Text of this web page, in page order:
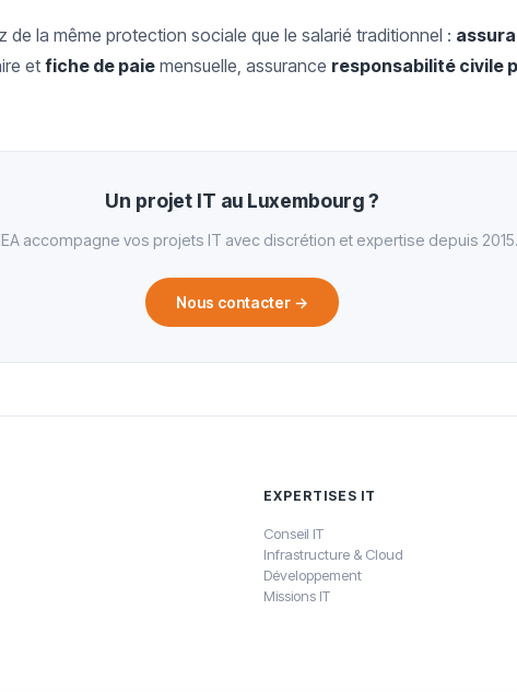
de la même protection sociale que le salarié traditionnel :
et fiche de paie mensuelle, assurance responsabilité civile
Un projet IT au Luxembourg ?
accompagne vos projets IT avec discrétion et expertise depuis 2015.
Nous contacter→
EXPERTISES IT
Conseil IT
Infrastructure & Cloud
Développement
Missions IT